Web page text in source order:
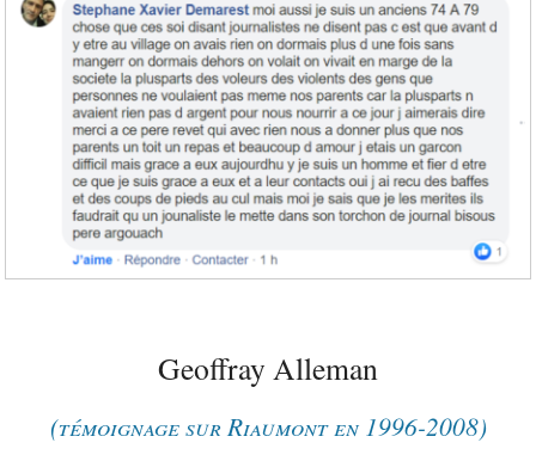
Geoffray Alleman
(témoignage sur Riaumont en 1996-2008)